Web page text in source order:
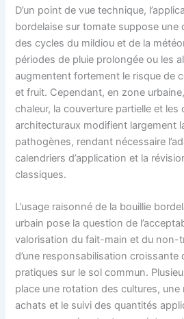
D’un point de vue technique,
bordelaise sur tomate suppose une
des cycles du mildiou et de la
périodes de pluie prolongée ou les
augmentent fortement le risque de
et fruit. Cependant, en zone urbaine,
chaleur, la couverture partielle et les
architecturaux modifient largement
pathogènes, rendant nécessaire
calendriers d’application et la
classiques.
L’usage raisonné de la bouillie
urbain pose la question de
valorisation du fait-main et du non-
d’une responsabilisation croissante
pratiques sur le sol commun.
place une rotation des cultures, une
achats et le suivi des quantités